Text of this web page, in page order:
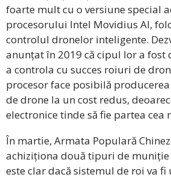
foarte mult cu o versiune special
procesorului Intel Movidius AI,
controlul dronelor inteligente.
anunțat în 2019 că cipul lor a fost
a controla cu succes roiuri de
procesor face posibilă
de drone la un cost redus,
electronice tinde să fie partea cea
În martie, Armata Populară
achiziționa două tipuri de
este clar dacă sistemul de roi va